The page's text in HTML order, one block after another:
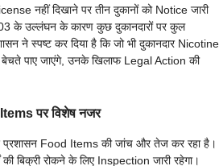
नहीं दिखाने पर तीन दुकानों को Notice जारी
के उल्लंघन के कारण कुछ दुकानदारों पर कुल
ने स्पष्ट कर दिया है कि जो भी दुकानदार Nicotine
पाए जाएंगे, उनके खिलाफ Legal Action की
पर विशेष नजर
प्रशासन Food Items की जांच और तेज कर रहा है।
की बिक्री रोकने के लिए Inspection जारी रहेगा।